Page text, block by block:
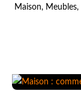
Maison, Meubles,